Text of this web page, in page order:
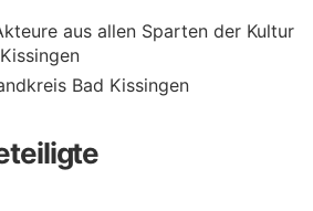
aus allen Sparten der Kultur
Bad Kissingen